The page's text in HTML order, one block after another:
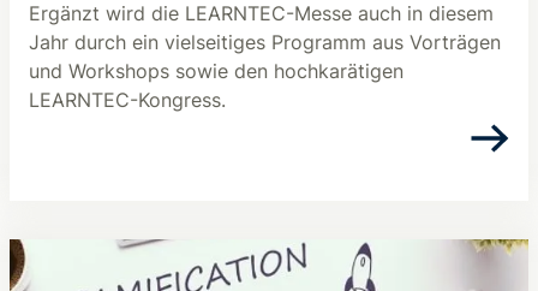
Ergänzt wird die LEARNTEC-Messe auch in diesem
Jahr durch ein vielseitiges Programm aus Vorträgen
und Workshops sowie den hochkarätigen
LEARNTEC-Kongress.